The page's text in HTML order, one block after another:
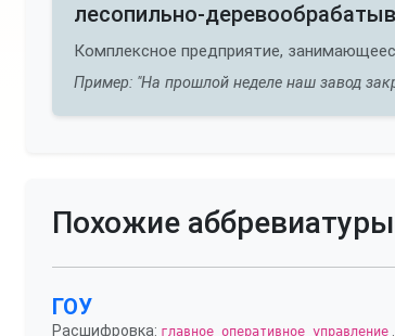
лесопильно-
Комплексное предприятие,
Пример: "На прошлой неделе наш завод
Похожие аббревиатуры
ГОУ
Расшифровка: главное оперативное управление